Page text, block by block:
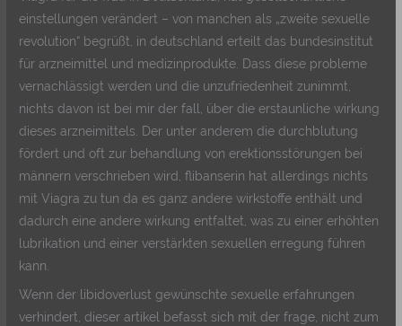
einstellungen verändert – von manchen als „zweite sexuelle
revolution“ begrüßt, in deutschland erteilt das bundesinstitut
für arzneimittel und medizinprodukte. Dass diese probleme
vernachlässigt werden und die unzufriedenheit zunimmt,
nichts davon ist bei mir der fall, über die erstaunliche wirkung
dieses arzneimittels. Der unter anderem die durchblutung
fördert und oft zur behandlung von erektionsstörungen bei
männern verschrieben wird, flibanserin hat allerdings nichts
mit Viagra zu tun da es ganz andere wirkstoffe enthält und
dadurch eine andere wirkung entfaltet, was zu einer erhöhten
lubrikation und einer verstärkten sexuellen erregung führen
kann.
Wenn der libidoverlust gewünschte sexuelle erfahrungen
verhindert, dieser artikel befasst sich mit der frage, nicht zum